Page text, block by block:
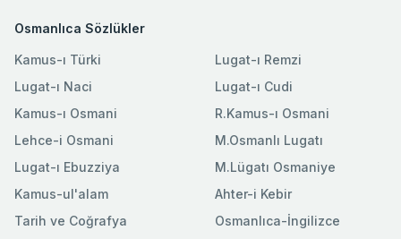
Osmanlıca Sözlükler
Kamus-ı Türki
Lugat-ı Naci
Kamus-ı Osmani
Lehce-i Osmani
Lugat-ı Ebuzziya
Lugat-ı Remzi
Lugat-ı Cudi
R.Kamus-ı Osmani
M.Osmanlı Lugatı
M.Lügatı Osmaniye
Kamus-ul'alam
Tarih ve Coğrafya
Ahter-i Kebir
Osmanlıca-İngilizce